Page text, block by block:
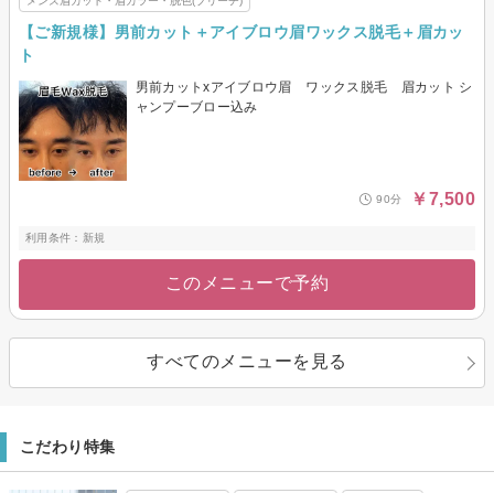
【ご新規様】男前カット＋アイブロウ眉ワックス脱毛＋眉カッ
ト
男前カットxアイブロウ眉 ワックス脱毛 眉カット シ
ャンプーブロー込み
90分 ￥7,500
利用条件：新規
このメニューで予約
すべてのメニューを見る
こだわり特集